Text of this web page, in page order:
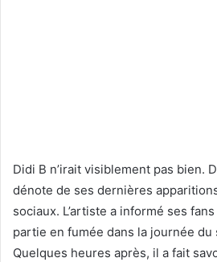
Didi B n’irait visiblement pas bien.
dénote de ses dernières
sociaux. L’artiste a informé ses
partie en fumée dans la journée
Quelques heures après, il a fait